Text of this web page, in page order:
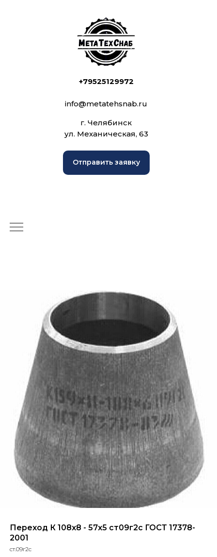
+79525129972
info@metatehsnab.ru
г. Челябинск
ул. Механическая, 63
Отправить заявку
Переход К 108х8 - 57х5 ст09г2с ГОСТ 17378-
2001
ст.09г2с